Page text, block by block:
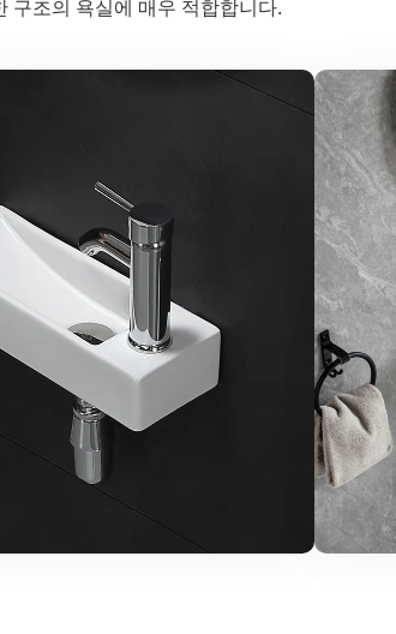
구조의 욕실에 매우 적합합니다.